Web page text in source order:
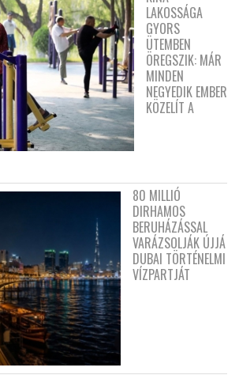
LAKOSSÁGA
GYORS
ÜTEMBEN
ÖREGSZIK: MÁR
MINDEN
NEGYEDIK EMBER
KÖZELÍT A
80 MILLIÓ
DIRHAMOS
BERUHÁZÁSSAL
VARÁZSOLJÁK ÚJJÁ
DUBAI TÖRTÉNELMI
VÍZPARTJÁT